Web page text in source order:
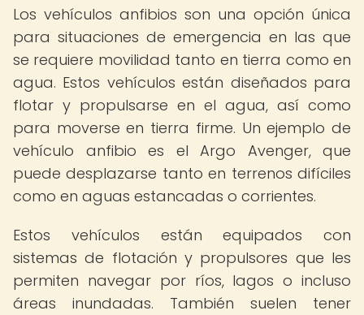
Los vehículos anfibios son una opción única
para situaciones de emergencia en las que
se requiere movilidad tanto en tierra como en
agua. Estos vehículos están diseñados para
flotar y propulsarse en el agua, así como
para moverse en tierra firme. Un ejemplo de
vehículo anfibio es el Argo Avenger, que
puede desplazarse tanto en terrenos difíciles
como en aguas estancadas o corrientes.
Estos vehículos están equipados con
sistemas de flotación y propulsores que les
permiten navegar por ríos, lagos o incluso
áreas inundadas. También suelen tener